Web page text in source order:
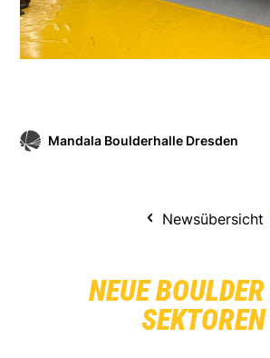
Mandala Boulderhalle Dresden
Newsübersicht
NEUE
SEKTOREN